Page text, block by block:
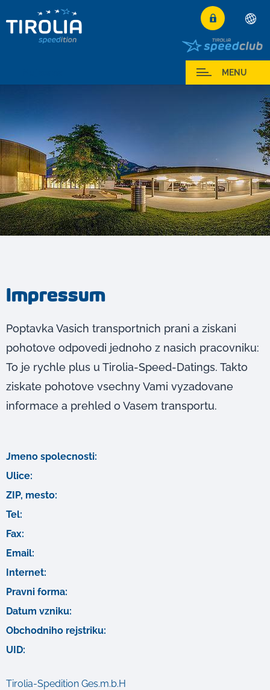
Deutsch
English
Français
Česky
Magyar
Hrvatski
MENU
Impressum
Poptavka Vasich transportnich prani a ziskani
pohotove odpovedi jednoho z nasich pracovniku:
To je rychle plus u Tirolia-Speed-Datings. Takto
ziskate pohotove vsechny Vami vyzadovane
informace a prehled o Vasem transportu.
Jmeno spolecnosti:
Ulice:
ZIP, mesto:
Tel:
Fax:
Email:
Internet:
Pravni forma:
Datum vzniku:
Obchodniho rejstriku:
UID:
Tirolia-Spedition Ges.m.b.H